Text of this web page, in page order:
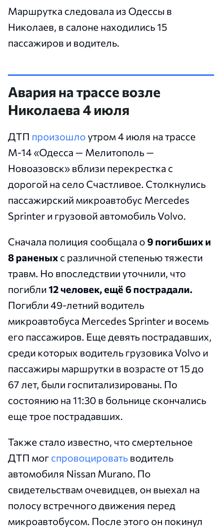
Маршрутка следовала из Одессы в
Николаев, в салоне находились 15
пассажиров и водитель.
Авария на трассе возле
Николаева 4 июля
ДТП произошло утром 4 июля на трассе
М-14 «Одесса — Мелитополь —
Новоазовск» вблизи перекрестка с
дорогой на село Счастливое. Столкнулись
пассажирский микроавтобус Mercedes
Sprinter и грузовой автомобиль Volvo.
Сначала полиция сообщала о 9 погибших и
8 раненых с различной степенью тяжести
травм. Но впоследствии уточнили, что
погибли 12 человек, ещё 6 пострадали.
Погибли 49-летний водитель
микроавтобуса Mercedes Sprinter и восемь
его пассажиров. Еще девять пострадавших,
среди которых водитель грузовика Volvo и
пассажиры маршрутки в возрасте от 15 до
67 лет, были госпитализированы. По
состоянию на 11:30 в больнице скончались
еще трое пострадавших.
Также стало известно, что смертельное
ДТП мог спровоцировать водитель
автомобиля Nissan Murano. По
свидетельствам очевидцев, он выехал на
полосу встречного движения перед
микроавтобусом. После этого он покинул